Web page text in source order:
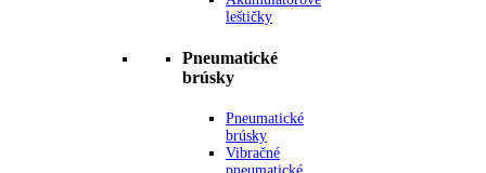
leštičky
Pneumatické
brúsky
Pneumatické
brúsky
Vibračné